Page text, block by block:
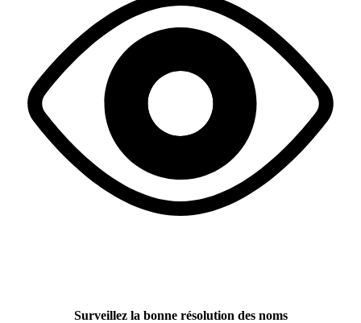
Surveillez la bonne résolution des noms